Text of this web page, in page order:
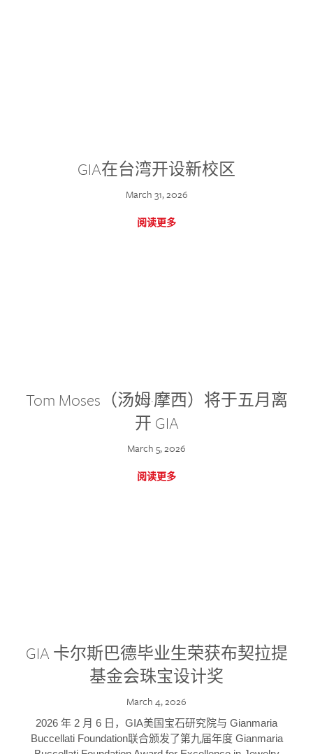
GIA在台湾开设新校区
March 31, 2026
阅读更多
Tom Moses（汤姆·摩西）将于五月离
开 GIA
March 5, 2026
阅读更多
GIA 卡尔斯巴德毕业生荣获布契拉提
基金会珠宝设计奖
March 4, 2026
2026 年 2 月 6 日，GIA美国宝石研究院与 Gianmaria
Buccellati Foundation联合颁发了第九届年度 Gianmaria